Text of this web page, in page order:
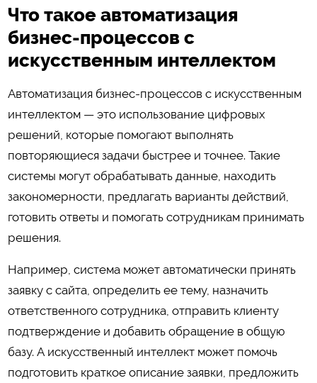
Что такое автоматизация
бизнес-процессов с
искусственным интеллектом
Автоматизация бизнес-процессов с искусственным
интеллектом — это использование цифровых
решений, которые помогают выполнять
повторяющиеся задачи быстрее и точнее. Такие
системы могут обрабатывать данные, находить
закономерности, предлагать варианты действий,
готовить ответы и помогать сотрудникам принимать
решения.
Например, система может автоматически принять
заявку с сайта, определить ее тему, назначить
ответственного сотрудника, отправить клиенту
подтверждение и добавить обращение в общую
базу. А искусственный интеллект может помочь
подготовить краткое описание заявки, предложить